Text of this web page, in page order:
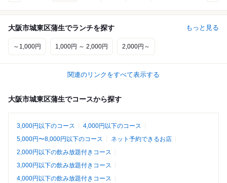
大阪市城東区蒲生でランチを探す もっと見る
～1,000円 1,000円 ～ 2,000円 2,000円～
関連のリンクをすべて表示する
大阪市城東区蒲生でコースから探す
3,000円以下のコース
4,000円以下のコース
5,000円〜8,000円以下のコース
ネット予約できるお店
2,000円以下の飲み放題付きコース
3,000円以下の飲み放題付きコース
4,000円以下の飲み放題付きコース